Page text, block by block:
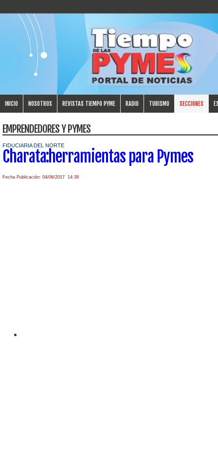
INICIO NOSOTROS REVISTAS TIEMPO PYME RADIO TURISMO SECCIONES
EMPRENDEDORES Y PYMES
FIDUCIARIA DEL NORTE
Charata:herramientas para Pymes
Fecha Publicación: 04/06/2017 14:39